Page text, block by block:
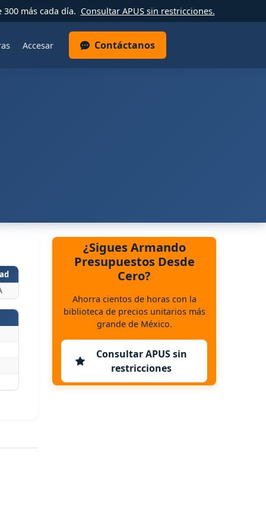
más cada día. Consultar APUS sin restricciones.
Accesar Contáctanos
¿Sigues Armando
Presupuestos Desde
Cero?
Ahorra cientos de horas con la
biblioteca de precios unitarios más
grande de México.
Consultar APUS sin
restricciones